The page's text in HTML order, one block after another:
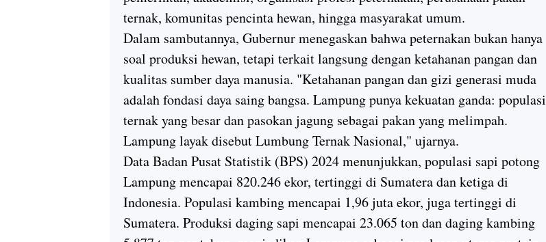
ternak, komunitas pencinta hewan, hingga masyarakat umum.
Dalam sambutannya, Gubernur menegaskan bahwa peternakan bukan hanya
soal produksi hewan, tetapi terkait langsung dengan ketahanan pangan dan
kualitas sumber daya manusia. "Ketahanan pangan dan gizi generasi muda
adalah fondasi daya saing bangsa. Lampung punya kekuatan ganda: populasi
ternak yang besar dan pasokan jagung sebagai pakan yang melimpah.
Lampung layak disebut Lumbung Ternak Nasional," ujarnya.
Data Badan Pusat Statistik (BPS) 2024 menunjukkan, populasi sapi potong
Lampung mencapai 820.246 ekor, tertinggi di Sumatera dan ketiga di
Indonesia. Populasi kambing mencapai 1,96 juta ekor, juga tertinggi di
Sumatera. Produksi daging sapi mencapai 23.065 ton dan daging kambing